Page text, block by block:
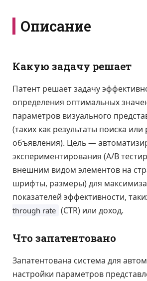
Описание
Какую задачу решает
Патент решает задачу
определения оптимальных
параметров визуального
(таких как результаты поиска
объявления). Цель —
экспериментирования (A/B
внешним видом элементов на
шрифты, размеры) для
показателей эффективности,
through rate (CTR) или доход.
Что запатентовано
Запатентована система для
настройки параметров